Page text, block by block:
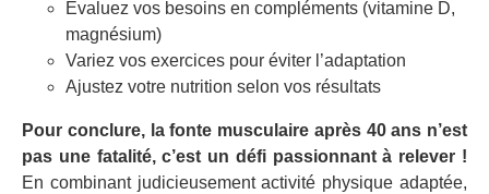
Évaluez vos besoins en compléments (vitamine D,
magnésium)
Variez vos exercices pour éviter l’adaptation
Ajustez votre nutrition selon vos résultats
Pour conclure, la fonte musculaire après 40 ans n’est
pas une fatalité, c’est un défi passionnant à relever !
En combinant judicieusement activité physique adaptée,